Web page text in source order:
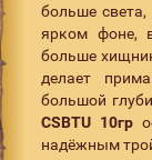
больше
ярком фоне,
больше
делает
большой
CSBTU 10гр
надёжным